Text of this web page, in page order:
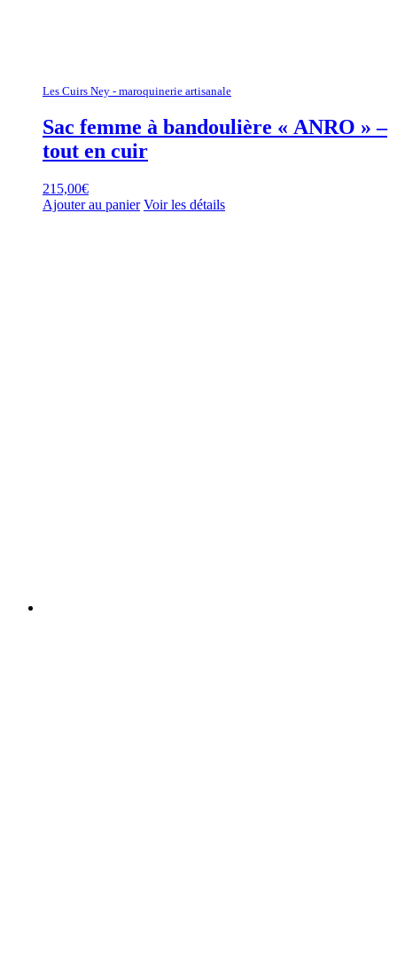
Les Cuirs Ney - maroquinerie artisanale
Sac femme à bandoulière « ANRO » –
tout en cuir
215,00€
Ajouter au panier Voir les détails